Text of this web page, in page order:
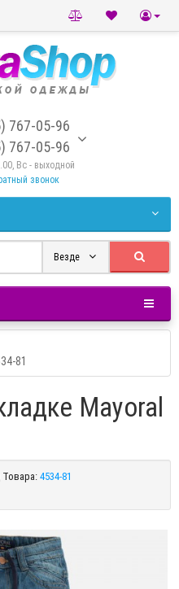
767-05-96
767-05-96
Вс - выходной
звонок
Везде
81
Mayoral
4534-81